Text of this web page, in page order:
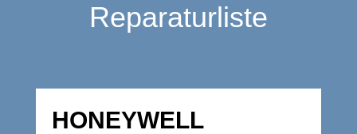
Reparaturliste
HONEYWELL